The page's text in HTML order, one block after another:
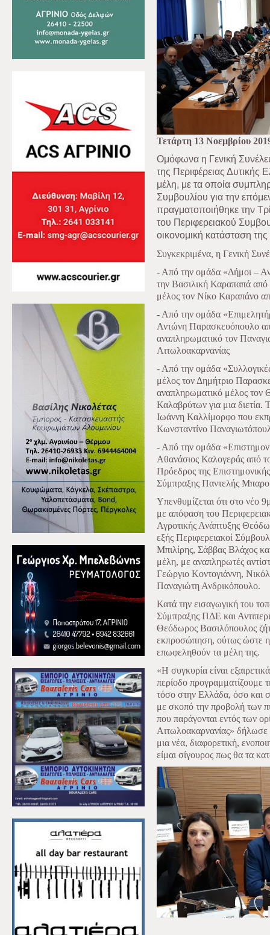
Τετάρτη 13 Νοεμβρίου
Ομόφωνα η Γενική
της Περιφέρειας Δυτικής
μέλη, με τα οποία
Συμβουλίου για την
πραγματοποιήθηκε την
του Περιφερειακού
οικονομική κατάσταση της
Συγκεκριμένα, η Γενική
- Από την ομάδα «Δήμοι –
την Βασιλική Καραπαπά από
μέλος τον Νίκο Καραπάνο
- Από την ομάδα
Αντώνη Παρασκευόπουλο
αναπληρωματικό τον
Αιτωλοακαρνανίας
- Από την ομάδα
μέλος τον Δημήτριο
αναπληρωματικό μέλος
Καλαβρύτων για μια διετία.
Ιωάννη Καλλίμορφο που
Κωνσταντίνο
- Από την ομάδα
Αθανάσιος Καλογεράς από
Πρόεδρος της
Σύμπραξης Παντελής
Υπενθυμίζεται ότι στο νέο
με απόφαση του
Αγροτικής Ανάπτυξης
εξής Περιφερειακοί
Μπιλίρης, Σάββας Βλάχος
μέλη, με αναπληρωτές
Γεώργιο Κοντογιάννη,
Παναγιώτη Ανδρικόπουλο.
Κατά την εισαγωγική του
Σύμπραξης ΠΔΕ και
Θεόδωρος Βασιλόπουλος
εκπροσώπηση, ούτως ώστε η
επωφεληθούν τα μέλη της.
«Η συγκυρία είναι
περίοδο προγραμματίζουμε
τόσο στην Ελλάδα, όσο και
με σκοπό την προβολή των
που παράγονται εντός των
Αιτωλοακαρνανίας» δήλωσε
μια νέα, διαφορετική,
είμαι σίγουρος πως θα τα